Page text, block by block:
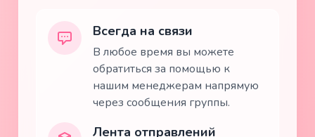
Всегда на связи
В любое время вы можете
обратиться за помощью к
нашим менеджерам напрямую
через сообщения группы.
Лента отправлений